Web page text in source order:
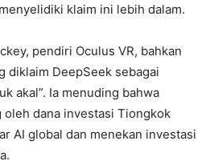
klaim ini lebih dalam.
pendiri Oculus VR, bahkan
diklaim DeepSeek sebagai
akal”. Ia menuding bahwa
dana investasi Tiongkok
AI global dan menekan investasi